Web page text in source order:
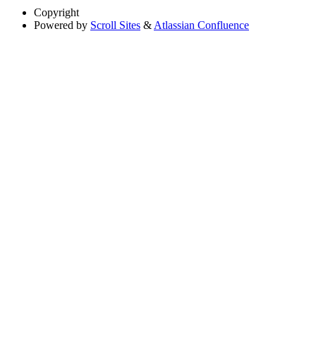
Copyright
Powered by Scroll Sites & Atlassian Confluence